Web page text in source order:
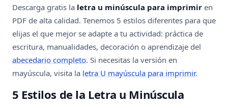
Descarga gratis la letra u minúscula para imprimir en
PDF de alta calidad. Tenemos 5 estilos diferentes para que
elijas el que mejor se adapte a tu actividad: práctica de
escritura, manualidades, decoración o aprendizaje del
abecedario completo. Si necesitas la versión en
mayúscula, visita la letra U mayúscula para imprimir.
5 Estilos de la Letra u Minúscula